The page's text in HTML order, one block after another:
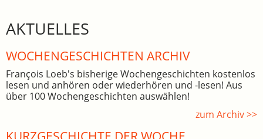
AKTUELLES
WOCHEN­GE­SCHICHTEN ARCHIV
François Loeb's bisherige Wochengeschichten kostenlos
lesen und anhören oder wiederhören und -lesen! Aus
über 100 Wochengeschichten auswählen!
zum Archiv >>